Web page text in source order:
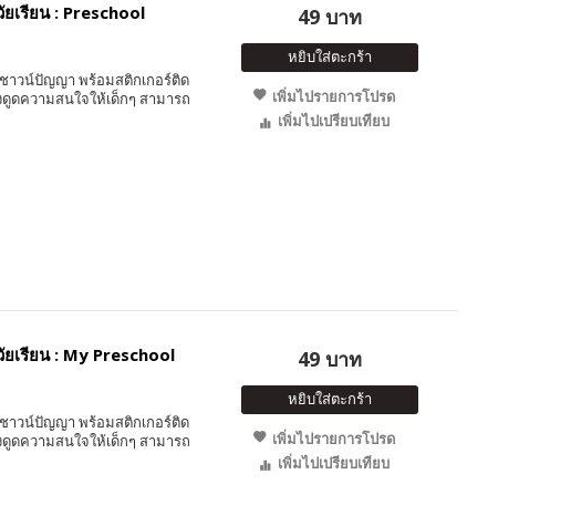
เรียน : Preschool
าวน์ปัญญา พร้อมสติกเกอร์ติด
ความสนใจให้เด็กๆ สามารถ
49 บาท
หยิบใส่ตะกร้า
เพิ่มไปรายการโปรด
เพิ่มไปเปรียบเทียบ
เรียน : My Preschool
าวน์ปัญญา พร้อมสติกเกอร์ติด
ความสนใจให้เด็กๆ สามารถ
49 บาท
หยิบใส่ตะกร้า
เพิ่มไปรายการโปรด
เพิ่มไปเปรียบเทียบ